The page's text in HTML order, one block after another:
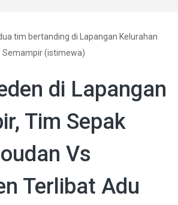
tim bertanding di Lapangan Kelurahan
Semampir (istimewa)
di Lapangan
Tim Sepak
Vs
Terlibat Adu